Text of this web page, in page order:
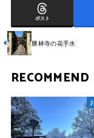
ポスト
勝林寺の花手水
RECOMMEND